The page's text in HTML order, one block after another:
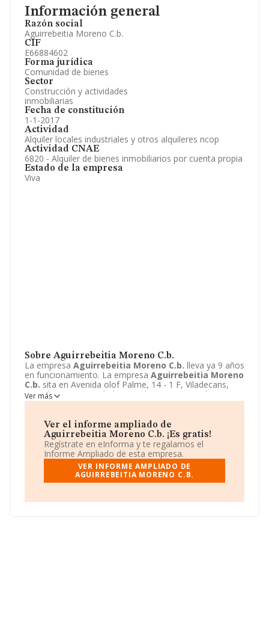
Información general
Razón social
Aguirrebeitia Moreno C.b.
CIF
E66884602
Forma jurídica
Comunidad de bienes
Sector
Construcción y actividades
inmobiliarias
Fecha de constitución
1-1-2017
Actividad
Alquiler locales industriales y otros alquileres ncop
Actividad CNAE
6820 - Alquiler de bienes inmobiliarios por cuenta propia
Estado de la empresa
Viva
Sobre Aguirrebeitia Moreno C.b.
La empresa Aguirrebeitia Moreno C.b. lleva ya 9 años
en funcionamiento. La empresa Aguirrebeitia Moreno
C.b. sita en Avenida olof Palme, 14 - 1 F, Viladecans,
Barcelona. La actividad CNAE de esta compañía es 6820
- Alquiler de bienes inmobiliarios por cuenta propia. La
Comunidad de bienes.
Ver más
Ver el informe ampliado de
Aguirrebeitia Moreno C.b. ¡Es gratis!
Regístrate en eInforma y te regalamos el
Informe Ampliado de esta empresa.
VER INFORME AMPLIADO DE
AGUIRREBEITIA MORENO C.B.
Información oficial y registral complementaria.